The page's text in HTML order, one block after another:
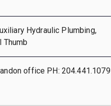
Hydraulic Plumbing,
Thumb
office PH: 204.441.1079